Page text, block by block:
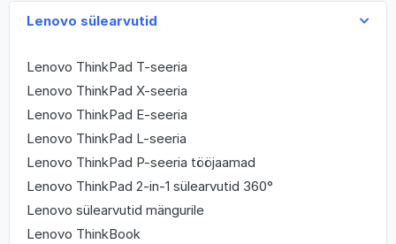
Lenovo sülearvutid
Lenovo ThinkPad T-seeria
Lenovo ThinkPad X-seeria
Lenovo ThinkPad E-seeria
Lenovo ThinkPad L-seeria
Lenovo ThinkPad P-seeria tööjaamad
Lenovo ThinkPad 2-in-1 sülearvutid 360°
Lenovo sülearvutid mängurile
Lenovo ThinkBook